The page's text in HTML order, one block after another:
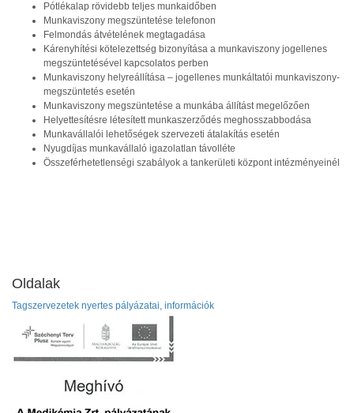
Pótlékalap rövidebb teljes munkaidőben
Munkaviszony megszüntetése telefonon
Felmondás átvételének megtagadása
Kárenyhítési kötelezettség bizonyítása a munkaviszony jogellenes
megszüntetésével kapcsolatos perben
Munkaviszony helyreállítása – jogellenes munkáltatói munkaviszony-
megszüntetés esetén
Munkaviszony megszüntetése a munkába állítást megelőzően
Helyettesítésre létesített munkaszerződés meghosszabbodása
Munkavállalói lehetőségek szervezeti átalakítás esetén
Nyugdíjas munkavállaló igazolatlan távolléte
Összeférhetetlenségi szabályok a tankerületi központ intézményeinél
Oldalak
Tagszervezetek nyertes pályázatai, információk